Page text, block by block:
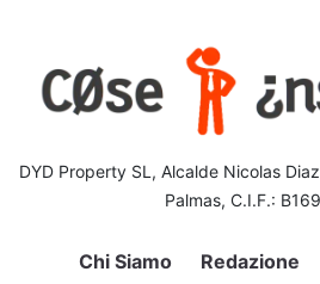
DYD Property SL, Alcalde Nicolas
Palmas, C.I.F.:
Chi Siamo Redazione